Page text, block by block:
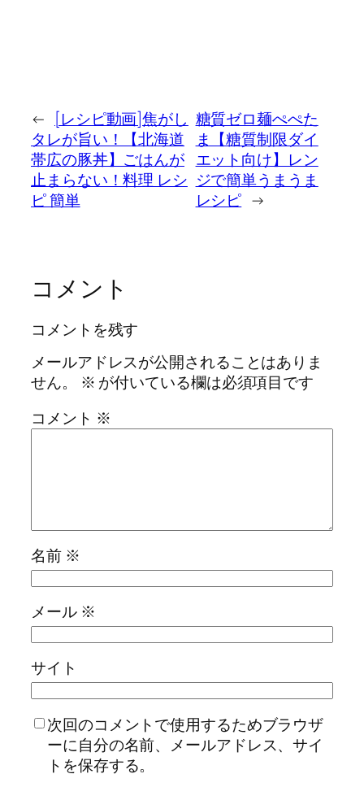
← [レシピ動画]焦がし
タレが旨い！【北海道
帯広の豚丼】ごはんが
止まらない！料理 レシ
ピ 簡単
糖質ゼロ麺ぺぺた
ま【糖質制限ダイ
エット向け】レン
ジで簡単うまうま
レシピ →
コメント
コメントを残す
メールアドレスが公開されることはありま
せん。
※ が付いている欄は必須項目です
コメント ※
名前 ※
メール ※
サイト
次回のコメントで使用するためブラウザ
ーに自分の名前、メールアドレス、サイ
トを保存する。